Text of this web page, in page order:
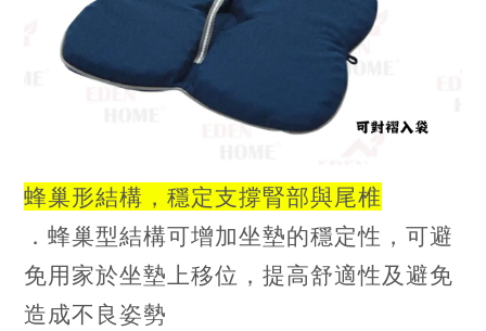
蜂巢形結構，穩定支撐腎部與尾椎
．蜂巢型結構可增加坐墊的穩定性，可避
免用家於坐墊上移位，提高舒適性及避免
造成不良姿勢